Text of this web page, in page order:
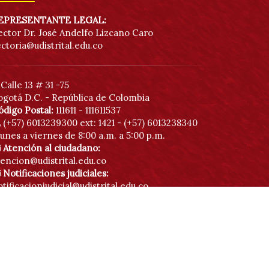
LEGAL:
Dr. José Andelfo Lizcano Caro
13 # 31 -75
D.C. - República de Colombia
Postal: 111611 - 111611537
(+57) 6013239300 ext: 1421 - (+57) 6013238340
a viernes de 8:00 a.m. a 5:00 p.m.
Atención al ciudadano:
Notificaciones judiciales: